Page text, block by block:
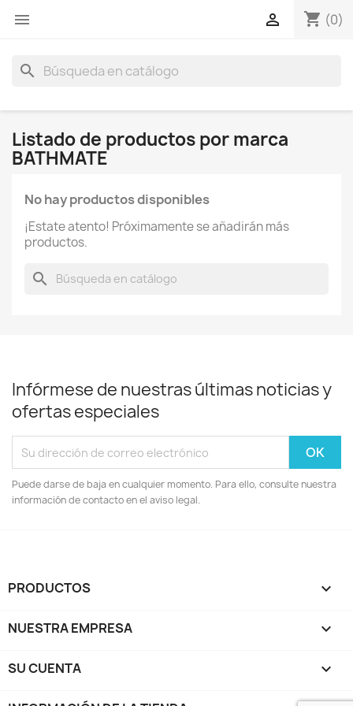
 shopping_cart (0)

search
Listado de productos por marca
BATHMATE
No hay productos disponibles
¡Estate atento! Próximamente se añadirán más
productos.
search
Infórmese de nuestras últimas noticias y
ofertas especiales
Puede darse de baja en cualquier momento. Para ello, consulte nuestra
información de contacto en el aviso legal.
PRODUCTOS 
NUESTRA EMPRESA 
SU CUENTA 